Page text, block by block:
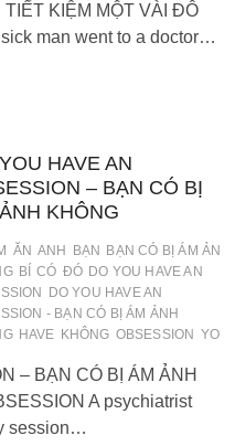
KIỆM MỘT VÀI ĐÔ
man went to a doctor…
HAVE AN
– BẠN CÓ BỊ
KHÔNG
ĂN ANH BẠN
BẠN CÓ BỊ ÁM ẢNH
BÍ CÓ ĐÓ DO YOU HAVE AN
DO YOU HAVE AN
- BẠN CÓ BỊ ÁM ẢNH
HAVE KHÔNG OBSESSION YOU
– BẠN CÓ BỊ ÁM ẢNH
A psychiatrist
session…